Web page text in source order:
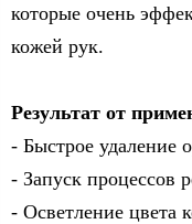
которые очень
кожей рук.
Результат от
- Быстрое удаление
- Запуск процессов
- Осветление цвета